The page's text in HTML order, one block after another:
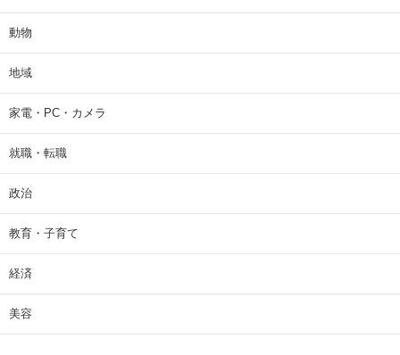
動物
地域
家電・PC・カメラ
就職・転職
政治
教育・子育て
経済
美容